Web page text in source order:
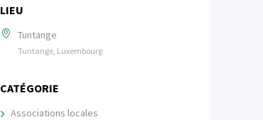
LIEU
Tuntange
Tuntange, Luxembourg
CATÉGORIE
Associations locales